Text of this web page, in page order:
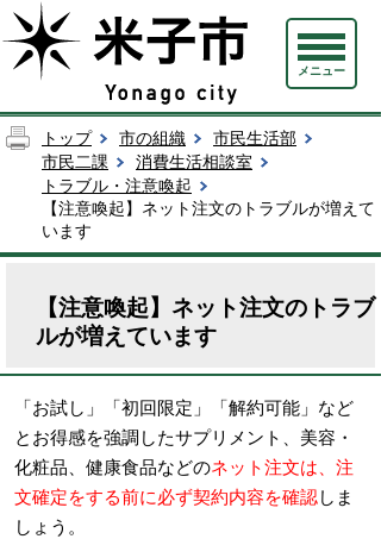
メニュー
トップ 市の組織
市民生活部
市民二課
消費生活相談室
トラブル・注意喚起
【注意喚起】ネット注文のトラブルが増えて
います
【注意喚起】ネット注文のトラブ
ルが増えています
「お試し」「初回限定」「解約可能」など
とお得感を強調したサプリメント、美容・
化粧品、健康食品などのネット注文は、注
文確定をする前に必ず契約内容を確認しま
しょう 。